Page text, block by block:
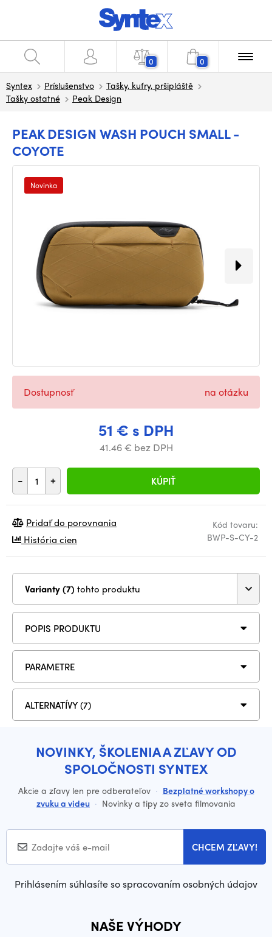
0 0
Syntex Príslušenstvo
Tašky, kufry, pršipláště
Tašky ostatné
Peak Design
PEAK DESIGN WASH POUCH SMALL -
COYOTE
Novinka
51 € s DPH
41.46 € bez DPH
- + KÚPIŤ
Dostupnosť na otázku
Kód tovaru:
BWP-S-CY-2
Pridať do porovnania
História cien
Varianty (7) tohto produktu
POPIS PRODUKTU
PARAMETRE
ALTERNATÍVY (7)
NOVINKY, ŠKOLENIA A ZĽAVY OD
SPOLOČNOSTI SYNTEX
Akcie a zľavy len pre odberateľov · Bezplatné workshopy o
zvuku a videu · Novinky a tipy zo sveta filmovania
CHCEM ZĽAVY!
Prihlásením súhlasíte so spracovaním osobných údajov
NAŠE VÝHODY